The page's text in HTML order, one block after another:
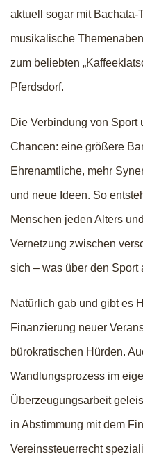
aktuell sogar mit Bachata-
musikalische
zum beliebten
Pferdsdorf.
Die Verbindung von Sport
Chancen: eine größere
Ehrenamtliche, mehr
und neue Ideen. So
Menschen jeden Alters
Vernetzung zwischen
sich – was über den
Natürlich gab und gibt es
Finanzierung neuer
bürokratischen Hürden.
Wandlungsprozess im
Überzeugungsarbeit
in Abstimmung mit dem
Vereinssteuerrecht